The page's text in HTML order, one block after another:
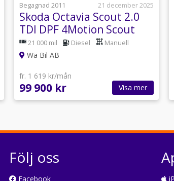
Begagnad 2011
21 december 2025
Skoda Octavia Scout 2.0
TDI DPF 4Motion Scout
Euro 5
21 000 mil Diesel Manuell
Wä Bil AB
fr. 1 619 kr/mån
99 900 kr Visa mer
Följ oss
Facebook